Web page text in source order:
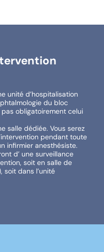
unité d’hospitalisation
du bloc
pas obligatoirement celui
salle dédiée. Vous serez
pendant toute
infirmier anesthésiste.
d’ une surveillance
soit en salle de
soit dans l’unité